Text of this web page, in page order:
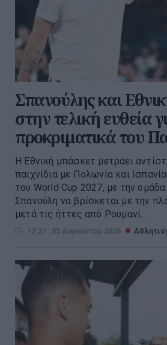
Σπανούλης και
στην τελική ευθεία
προκριματικά του
Η Εθνική μπάσκετ μετράει
παιχνίδια με Πολωνία και
του World Cup 2027, με την
Σπανούλη να βρίσκεται με την
μετά τις ήττες από Ρουμανί...
12:21 | 05 Αυγούστου 2026